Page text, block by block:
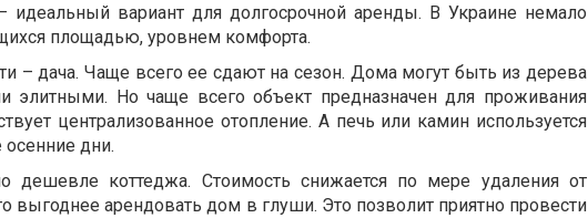
вариант для долгосрочной аренды. В Украине немало
площадью, уровнем комфорта.
– дача. Чаще всего ее сдают на сезон. Дома могут быть из дерева
элитными. Но чаще всего объект предназначен для проживания
централизованное отопление. А печь или камин используется
дни.
дешевле коттеджа. Стоимость снижается по мере удаления от
выгоднее арендовать дом в глуши. Это позволит приятно провести